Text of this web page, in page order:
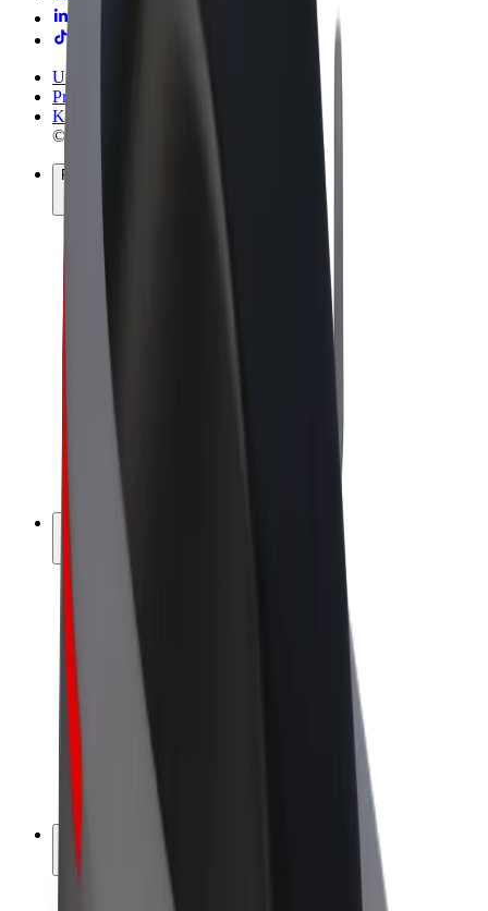
Uvjeti i odredbe
Privatnost
Kolačići
© 2026 Bolt Technology OÜ
Proizvodi
Romobili
Bolt Market
Bolt Food
Bolt Drive
Bolt for Business
Dostavljači
Zarada dostavljača
Bolt Food trgovci
Tvrtka